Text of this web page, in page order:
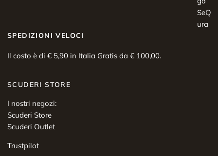
SPEDIZIONI VELOCI
Il costo è di € 5,90 in Italia Gratis da € 100,00.
SCUDERI STORE
I nostri negozi:
Scuderi Store
Scuderi Outlet
Trustpilot